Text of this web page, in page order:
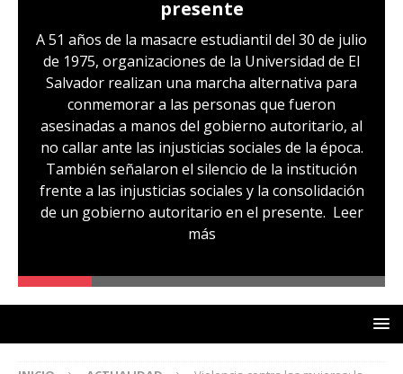
Hernández: víctima del régimen de
excepción y de discriminación
LGBTI
Sandra Leticia Hernández cuenta con medidas
sustitutivas y libertad provisional, pero
familiares temen que esto pueda cambiar en la
audiencia de revisión de medidas que se realizará
hoy, miércoles 29 de julio. Sandra es, según su
comunidad, otra de las víctimas del régimen de
excepción, fue capturada sin ninguna prueba
que la vincule a pandillas. La comunidad señala
denunciada por ser lesbianaLeer más